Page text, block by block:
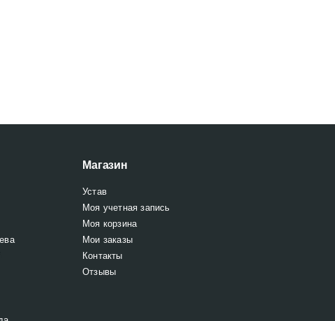
Магазин
Устав
Моя учетная запись
Моя корзина
Мои заказы
Контакты
Отзывы